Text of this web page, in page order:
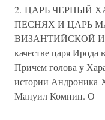
2. ЦАРЬ ЧЕРНЫЙ
ПЕСНЯХ И ЦАРЬ
ВИЗАНТИЙСКОЙ
качестве царя
Причем голова у
истории Андроника-
Мануил Комнин. О